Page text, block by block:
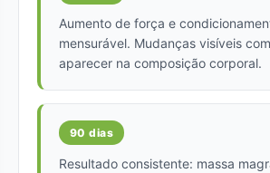
Aumento de força e
mensurável. Mudanças visíveis
aparecer na composição corporal.
90 dias
Resultado consistente: massa